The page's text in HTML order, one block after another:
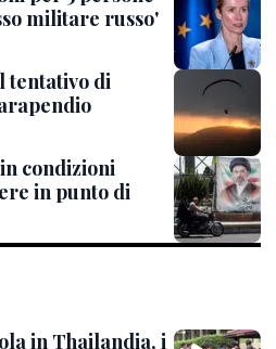
militare russo'
tentativo di
condizioni
in punto di
in Thailandia, i